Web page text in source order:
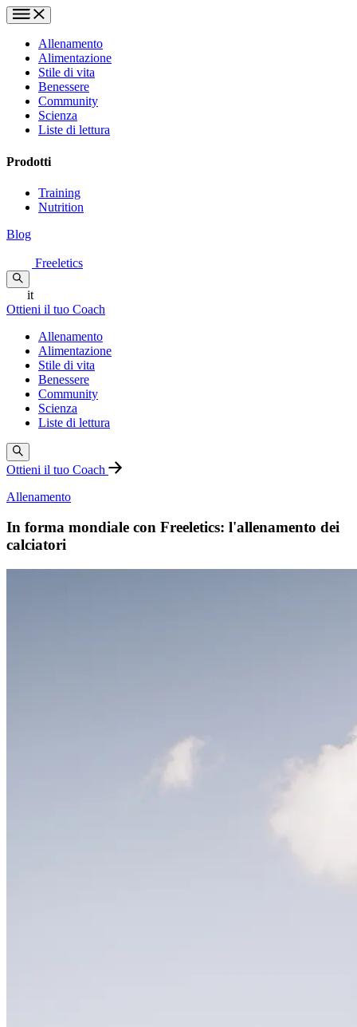
Allenamento
Alimentazione
Stile di vita
Benessere
Community
Scienza
Liste di lettura
Prodotti
Training
Nutrition
Blog
Freeletics
it
Ottieni il tuo Coach
Allenamento
Alimentazione
Stile di vita
Benessere
Community
Scienza
Liste di lettura
Ottieni il tuo Coach
Allenamento
In forma mondiale con Freeletics: l'allenamento dei
calciatori